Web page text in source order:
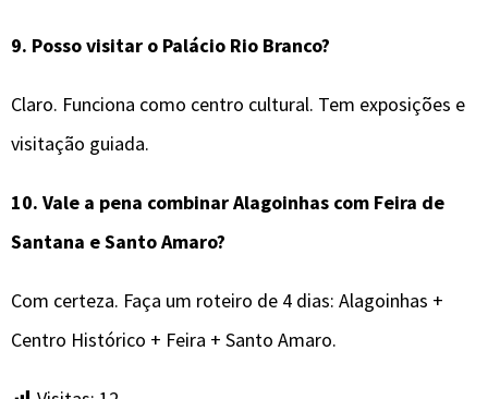
9. Posso visitar o Palácio Rio Branco?
Claro. Funciona como centro cultural. Tem exposições e
visitação guiada.
10. Vale a pena combinarAlagoinhas com Feira de
Santana e Santo Amaro?
Com certeza. Faça um roteiro de 4 dias: Alagoinhas +
Centro Histórico + Feira + Santo Amaro.